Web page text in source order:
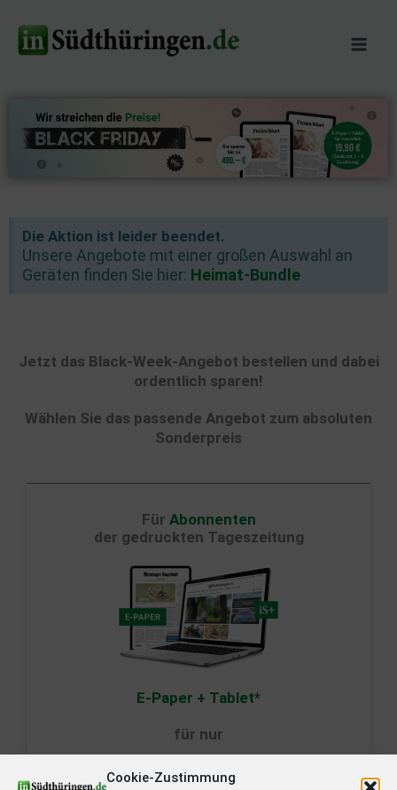
Cookie-Zustimmung
Inhalt
springen
Die Aktion ist leider beendet.
Unsere Angebote mit einer großen Auswahl an
Geräten finden Sie hier: Heimat-Bundle
Jetzt das Black-Week-Angebot bestellen und dabei
ordentlich sparen!​
Wählen Sie das passende Angebot zum absoluten
Sonderpreis
Für Abonnenten
der gedruckten Tageszeitung
E-Paper + Tablet*
für nur
19,90 €/Monat